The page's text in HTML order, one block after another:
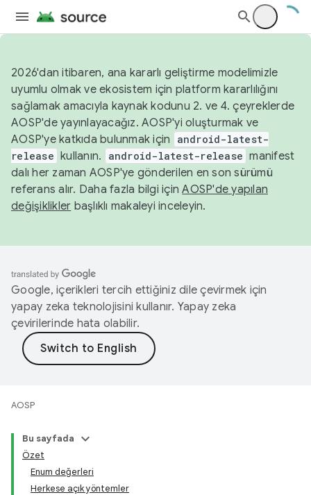
2026'dan itibaren, ana kararlı geliştirme modelimizle
uyumlu olmak ve ekosistem için platform kararlılığını
sağlamak amacıyla kaynak kodunu 2. ve 4. çeyreklerde
AOSP'de yayınlayacağız. AOSP'yi oluşturmak ve
AOSP'ye katkıda bulunmak için
android-latest-
release kullanın. android-latest-release manifest
dalı her zaman AOSP'ye gönderilen en son sürümü
referans alır. Daha fazla bilgi içinAOSP'de yapılan
değişiklikler başlıklı makaleyi inceleyin.
Google, içerikleri tercih ettiğiniz dile çevirmek için
yapay zeka teknolojisini kullanır. Yapay zeka
çevirilerinde hata olabilir.
AOSP
Bu sayfada
Özet
Enum değerleri
Herkese açık yöntemler